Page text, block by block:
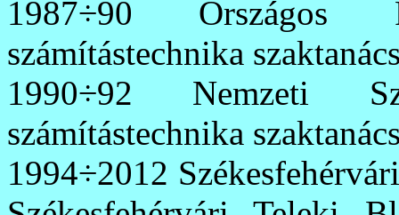
1987÷90 Országos
számítástechnika
1990÷92 Nemzeti
számítástechnika
1994÷2012